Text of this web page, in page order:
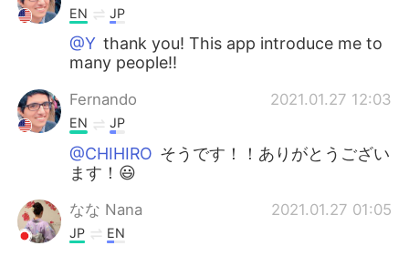
EN JP
@Y thank you! This app introduce me to
many people!!
Fernando 2021.01.27 12:03
EN JP
@CHIHIRO そうです！！ありがとうござい
ます！😃
なな Nana 2021.01.27 01:05
JP EN